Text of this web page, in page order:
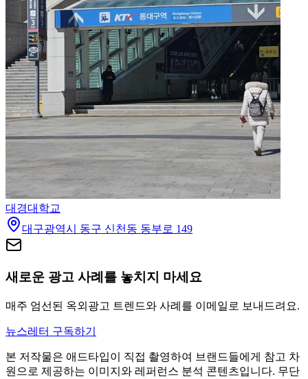
대경대학교
대구광역시 동구 신천동 동부로 149
새로운 광고 사례를 놓치지 마세요
매주 엄선된 옥외광고 트렌드와 사례를 이메일로 보내드려요.
뉴스레터 구독하기
본 저작물은 애드타입이 직접 촬영하여 브랜드들에게 참고 차
원으로 제공하는 이미지와 레퍼런스 분석 콘텐츠입니다. 무단